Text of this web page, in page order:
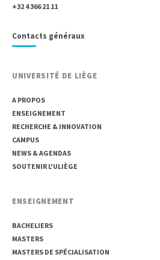
+32 4 366 21 11
Contacts généraux
UNIVERSITÉ DE LIÈGE
A PROPOS
ENSEIGNEMENT
RECHERCHE & INNOVATION
CAMPUS
NEWS & AGENDAS
SOUTENIR L'ULIÈGE
ENSEIGNEMENT
BACHELIERS
MASTERS
MASTERS DE SPÉCIALISATION